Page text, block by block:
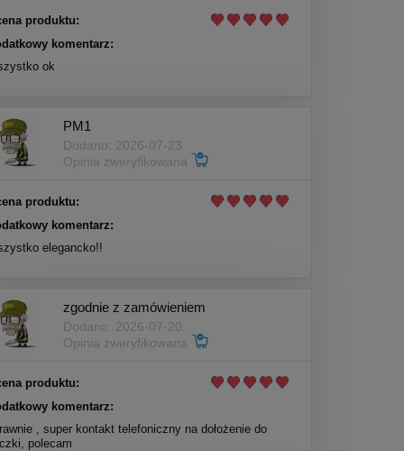
produktu:
komentarz:
ok
PM1
Dodano: 2026-07-23
Opinia zweryfikowana
produktu:
komentarz:
elegancko!!
zgodnie z zamówieniem
Dodano: 2026-07-20
Opinia zweryfikowana
produktu:
komentarz:
, super kontakt telefoniczny na dołożenie do
polecam